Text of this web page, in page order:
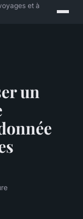
et à
un